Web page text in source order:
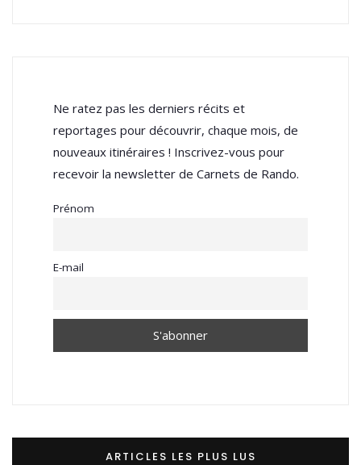
Ne ratez pas les derniers récits et
reportages pour découvrir, chaque mois, de
nouveaux itinéraires ! Inscrivez-vous pour
recevoir la newsletter de Carnets de Rando.
Prénom
E-mail
ARTICLES LES PLUS LUS